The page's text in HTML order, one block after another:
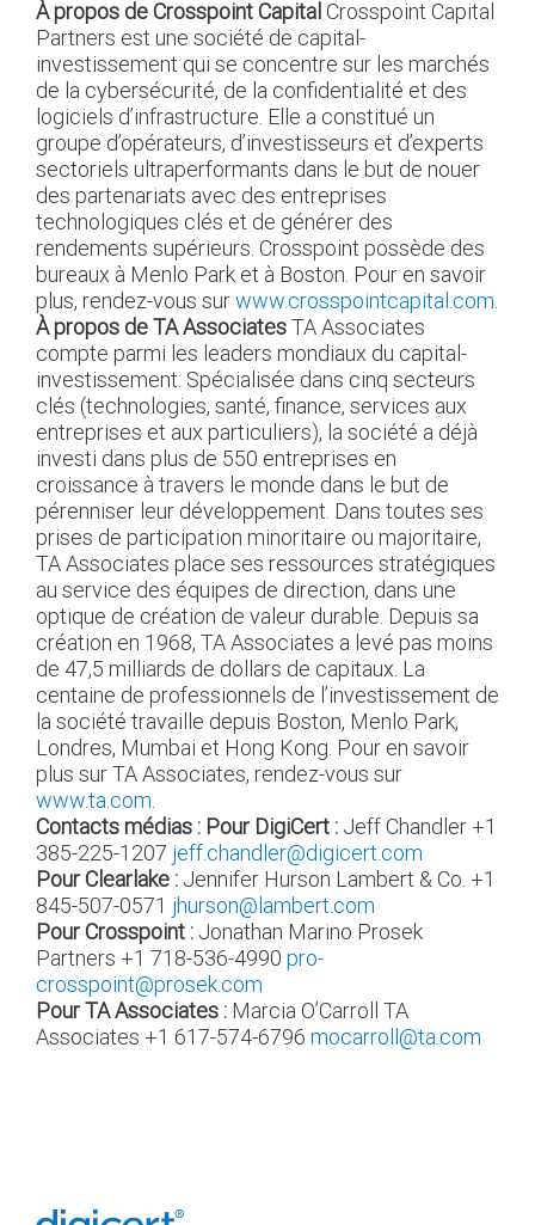
À propos de Crosspoint Capital Crosspoint Capital
Partners est une société de capital-
investissement qui se concentre sur les marchés
de la cybersécurité, de la confidentialité et des
logiciels d’infrastructure. Elle a constitué un
groupe d’opérateurs, d’investisseurs et d’experts
sectoriels ultraperformants dans le but de nouer
des partenariats avec des entreprises
technologiques clés et de générer des
rendements supérieurs. Crosspoint possède des
bureaux à Menlo Park et à Boston. Pour en savoir
plus, rendez-vous surwww.crosspointcapital.com.
À propos de TA AssociatesTA Associates
compte parmi les leaders mondiaux du capital-
investissement. Spécialisée dans cinq secteurs
clés (technologies, santé, finance, services aux
entreprises et aux particuliers), la société a déjà
investi dans plus de 550 entreprises en
croissance à travers le monde dans le but de
pérenniser leur développement. Dans toutes ses
prises de participation minoritaire ou majoritaire,
TA Associates place ses ressources stratégiques
au service des équipes de direction, dans une
optique de création de valeur durable. Depuis sa
création en 1968, TA Associates a levé pas moins
de 47,5 milliards de dollars de capitaux. La
centaine de professionnels de l’investissement de
la société travaille depuis Boston, Menlo Park,
Londres, Mumbai et Hong Kong. Pour en savoir
plus sur TA Associates, rendez-vous sur
www.ta.com.
Contacts médias : Pour DigiCert : Jeff Chandler +1
385-225-1207 jeff.chandler@digicert.com
Pour Clearlake : Jennifer Hurson Lambert & Co. +1
845-507-0571 jhurson@lambert.com
Pour Crosspoint : Jonathan Marino Prosek
Partners +1 718-536-4990 pro-
crosspoint@prosek.com
Pour TA Associates : Marcia O’Carroll TA
Associates +1 617-574-6796 mocarroll@ta.com